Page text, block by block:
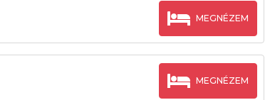
MEGNÉZEM
MEGNÉZEM